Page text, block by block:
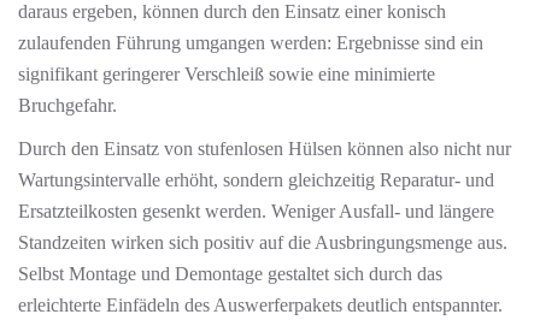
daraus ergeben, können durch den Einsatz einer konisch
zulaufenden Führung umgangen werden: Ergebnisse sind ein
signifikant geringerer Verschleiß sowie eine minimierte
Bruchgefahr.
Durch den Einsatz von stufenlosen Hülsen können also nicht nur
Wartungsintervalle erhöht, sondern gleichzeitig Reparatur- und
Ersatzteilkosten gesenkt werden. Weniger Ausfall- und längere
Standzeiten wirken sich positiv auf die Ausbringungsmenge aus.
Selbst Montage und Demontage gestaltet sich durch das
erleichterte Einfädeln des Auswerferpakets deutlich entspannter.